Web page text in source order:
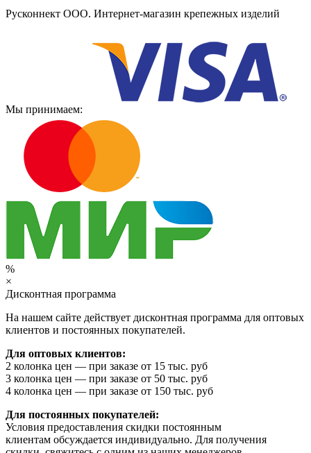
Русконнект ООО. Интернет-магазин крепежных изделий
Мы принимаем:
%
×
Дисконтная программа
На нашем сайте действует дисконтная программа для оптовых
клиентов и постоянных покупателей.
Для оптовых клиентов:
2 колонка цен — при заказе от 15 тыс. руб
3 колонка цен — при заказе от 50 тыс. руб
4 колонка цен — при заказе от 150 тыс. руб
Для постоянных покупателей:
Условия предоставления скидки постоянным
клиентам обсуждается индивидуально. Для получения